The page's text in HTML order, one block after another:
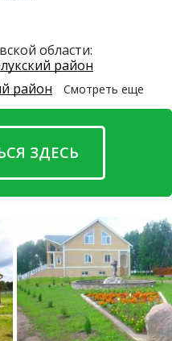
области:
район
район Смотреть еще
ЗДЕСЬ
район